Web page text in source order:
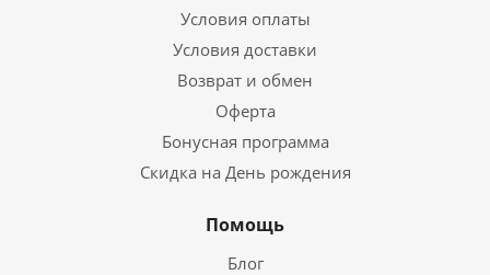
Условия оплаты
Условия доставки
Возврат и обмен
Оферта
Бонусная программа
Скидка на День рождения
Помощь
Блог